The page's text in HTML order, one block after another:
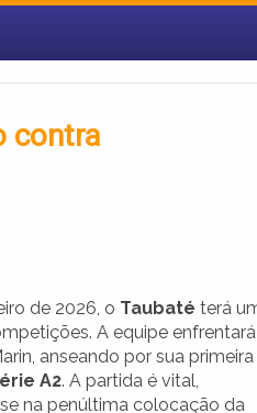
contra
de 2026, o Taubaté terá
A equipe
anseando por sua primeira
A2. A partida é vital,
na penúltima colocação da